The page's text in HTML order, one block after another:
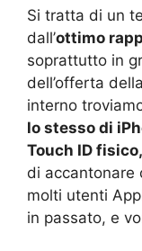
Si tratta di un
dall’ottimo
soprattutto in
dell’offerta
interno
lo stesso di
Touch ID fisico,
di accantonare
molti utenti
in passato, e